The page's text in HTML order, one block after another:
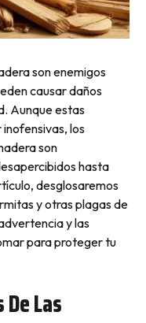
son enemigos
causar daños
Aunque estas
los
son
hasta
desglosaremos
y otras plagas de
y las
para proteger tu
Las